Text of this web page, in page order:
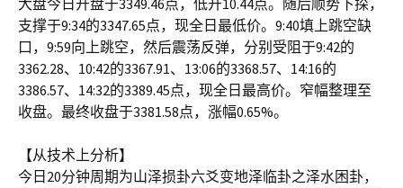
大盘今日开盘于3349.46点，低开10.44点。随后顺势下探，
支撑于9:34的3347.65点，现全日最低价。9:40填上跳空缺
口，9:59向上跳空，然后震荡反弹，分别受阻于9:42的
3362.28、10:42的3367.91、13:06的3368.57、14:16的
3386.57、14:32的3389.45点，现全日最高价。窄幅整理至
收盘。最终收盘于3381.58点，涨幅0.65%。
【从技术上分析】
今日20分钟周期为山泽损卦六爻变地泽临卦之泽水困卦，